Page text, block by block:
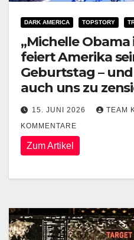
DARK AMERICA TOPSTORY
„Michelle Obama
feiert Amerika
Geburtstag –
auch uns zu
15. JUNI 2026 TEAM
KOMMENTARE
Zum Artikel